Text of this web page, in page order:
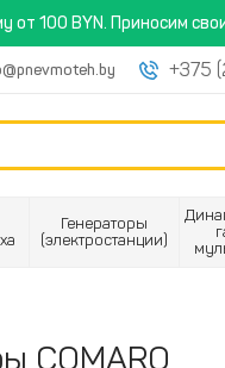
100 BYN. Приносим
+375
Генераторы
(электростанции)
COMARO